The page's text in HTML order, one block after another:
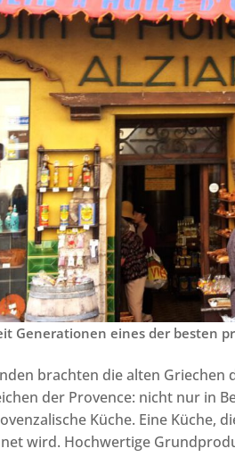
Generationen eines der besten
brachten die alten Griechen
der Provence: nicht nur in
Küche. Eine Küche,
wird. Hochwertige